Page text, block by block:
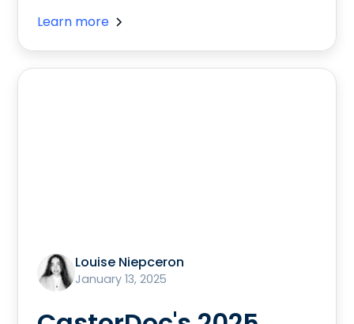
Learn more
Louise Niepceron
January 13, 2025